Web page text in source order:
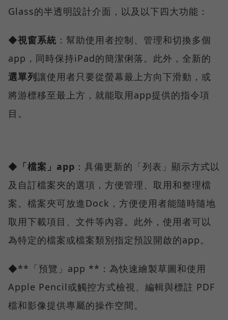
Glass的半透明設計介面，以及以下四大功能：
◆視窗系統 ：幫助使用者控制、管理和切換多個
app，同時保持iPad的簡潔俐落。此外，全新的
選單列 讓使用者只要從螢幕最上方向下滑動，或
將游標移至最上方，就能取用app提供的指令項
目。
◆ 「檔案」app ：具備更新的「列表」顯示方式以
及自訂檔案夾的選項，方便管理、取用和整理檔
案。檔案夾可放進Dock，方便使用者能隨時隨地
取用下載項目、文件等內容。此外，使用者可以
為特定的檔案或檔案類別指定預設開啟的app。
◆**「預覽」app **：為快速繪製草圖和使用
Apple Pencil或觸控方式檢視、編輯與標註 PDF
檔和影像提供專屬的操作空間。